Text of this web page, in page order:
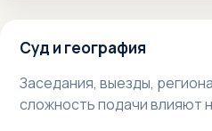
Суд и география
Заседания, выезды,
сложность подачи влияют